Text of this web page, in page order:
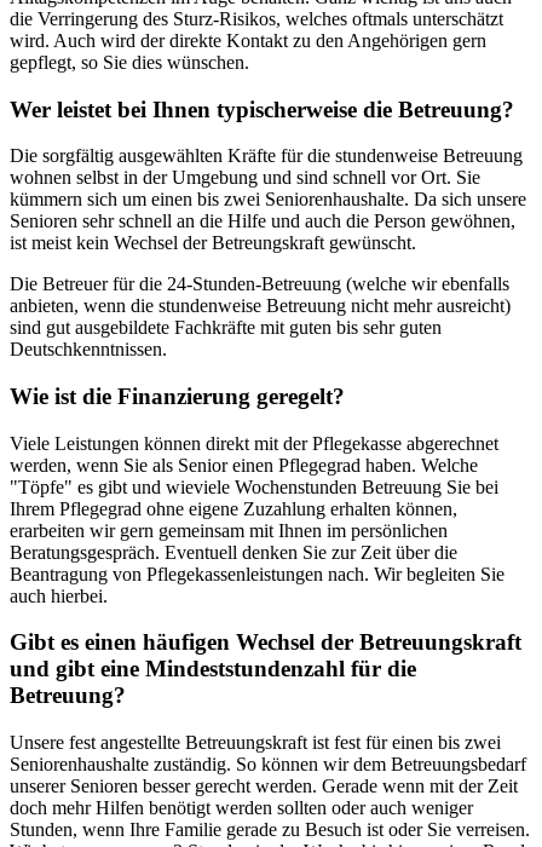
die Verringerung des Sturz-Risikos, welches oftmals unterschätzt
wird. Auch wird der direkte Kontakt zu den Angehörigen gern
gepflegt, so Sie dies wünschen.
Wer leistet bei Ihnen typischerweise die Betreuung?
Die sorgfältig ausgewählten Kräfte für die stundenweise Betreuung
wohnen selbst in der Umgebung und sind schnell vor Ort. Sie
kümmern sich um einen bis zwei Seniorenhaushalte. Da sich unsere
Senioren sehr schnell an die Hilfe und auch die Person gewöhnen,
ist meist kein Wechsel der Betreungskraft gewünscht.
Die Betreuer für die 24-Stunden-Betreuung (welche wir ebenfalls
anbieten, wenn die stundenweise Betreuung nicht mehr ausreicht)
sind gut ausgebildete Fachkräfte mit guten bis sehr guten
Deutschkenntnissen.
Wie ist die Finanzierung geregelt?
Viele Leistungen können direkt mit der Pflegekasse abgerechnet
werden, wenn Sie als Senior einen Pflegegrad haben. Welche
"Töpfe" es gibt und wieviele Wochenstunden Betreuung Sie bei
Ihrem Pflegegrad ohne eigene Zuzahlung erhalten können,
erarbeiten wir gern gemeinsam mit Ihnen im persönlichen
Beratungsgespräch. Eventuell denken Sie zur Zeit über die
Beantragung von Pflegekassenleistungen nach. Wir begleiten Sie
auch hierbei.
Gibt es einen häufigen Wechsel der Betreuungskraft
und gibt eine Mindeststundenzahl für die
Betreuung?
Unsere fest angestellte Betreuungskraft ist fest für einen bis zwei
Seniorenhaushalte zuständig. So können wir dem Betreuungsbedarf
unserer Senioren besser gerecht werden. Gerade wenn mit der Zeit
doch mehr Hilfen benötigt werden sollten oder auch weniger
Stunden, wenn Ihre Familie gerade zu Besuch ist oder Sie verreisen.